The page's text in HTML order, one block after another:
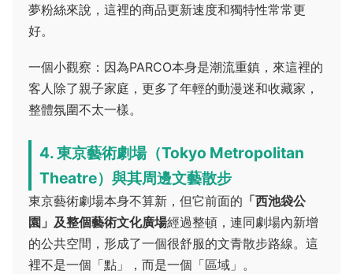
夢粉絲來說，這裡的商品更新速度和獨特性常常更
好。
一個小觀察：因為PARCO本身是潮流重鎮，來這裡的
客人除了親子家庭，更多了年輕的動漫迷和收藏家，
整體氛圍不太一樣。
4. 東京藝術劇場（Tokyo Metropolitan
Theatre）與其周邊文藝散步
東京藝術劇場本身不算新，但它前面的 「西池袋公
園」及整個藝術文化廣場經過整頓，連同劇場內新增
的公共空間，形成了一個很舒服的文青散步路線。這
裡不是一個「點」，而是一個「區域」。